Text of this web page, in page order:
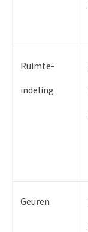
Ruimte-
indeling
Geuren